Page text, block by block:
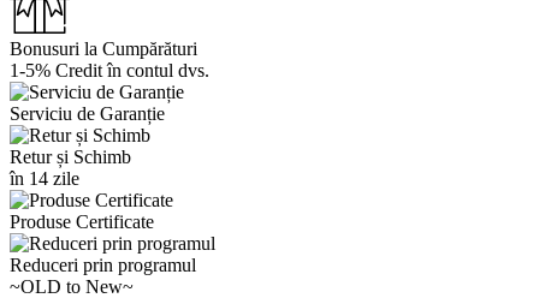
Bonusuri la Cumpărături
1-5% Credit în contul dvs.
Serviciu de Garanție
Retur și Schimb
în 14 zile
Produse Certificate
Reduceri prin programul
~OLD to New~